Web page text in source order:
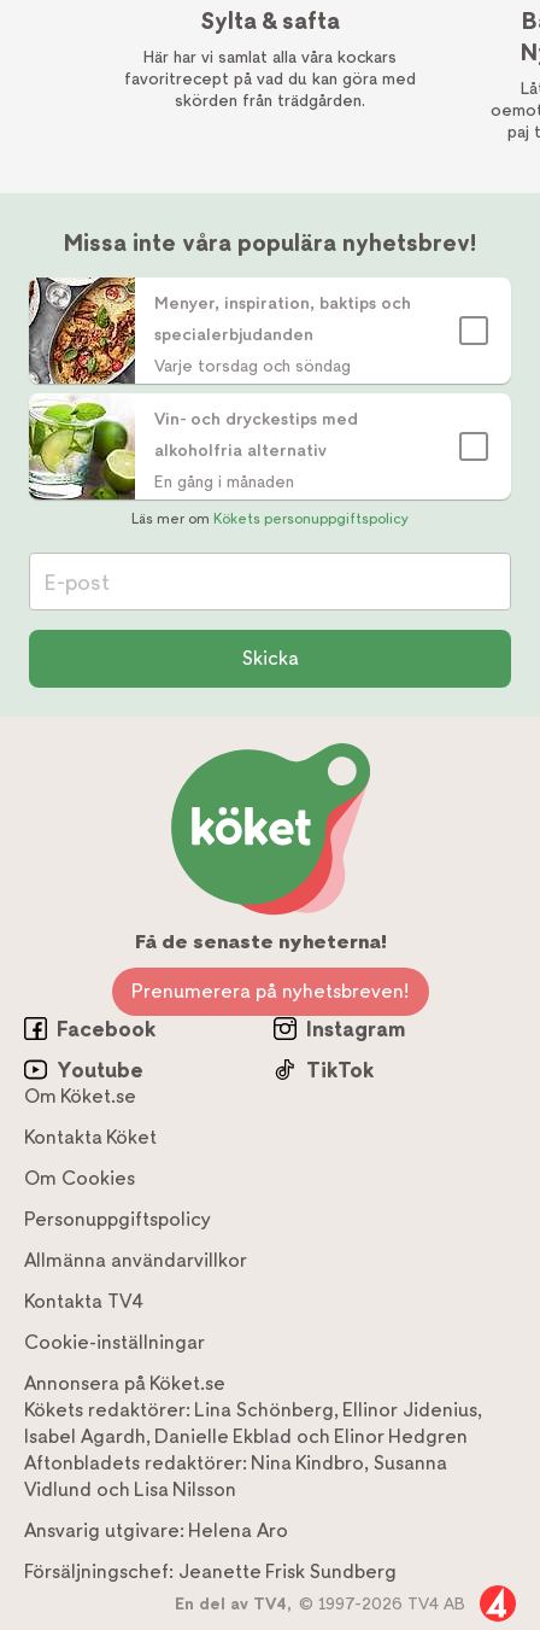
Sylta & safta
Här har vi samlat alla våra kockars
favoritrecept på vad du kan göra med
skörden från trädgården.
paj
Missa inte våra populära nyhetsbrev!
Menyer, inspiration, baktips och
specialerbjudanden
Varje torsdag och söndag
Vin- och dryckestips med
alkoholfria alternativ
En gång i månaden
Läs mer om Kökets personuppgiftspolicy
E-post
Skicka
Få de senaste nyheterna!
Prenumerera på nyhetsbreven!
Facebook
Instagram
Youtube
TikTok
Om Köket.se
Kontakta Köket
Om Cookies
Personuppgiftspolicy
Allmänna användarvillkor
Kontakta TV4
Cookie-inställningar
Annonsera på Köket.se
Kökets redaktörer: Lina Schönberg, Ellinor Jidenius,
Isabel Agardh, Danielle Ekblad och Elinor Hedgren
Aftonbladets redaktörer: Nina Kindbro, Susanna
Vidlund och Lisa Nilsson
Ansvarig utgivare: Helena Aro
Försäljningschef: Jeanette Frisk Sundberg
En del av TV4, © 1997-2026 TV4 AB